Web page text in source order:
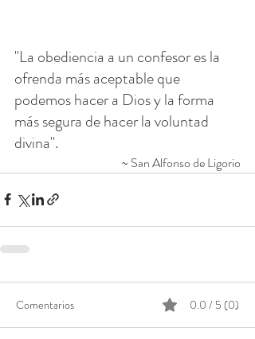
"La obediencia a un confesor es la
ofrenda más aceptable que
podemos hacer a Dios y la forma
más segura de hacer la voluntad
divina".
~ San Alfonso de Ligorio
Comentarios 0.0 / 5 (0)